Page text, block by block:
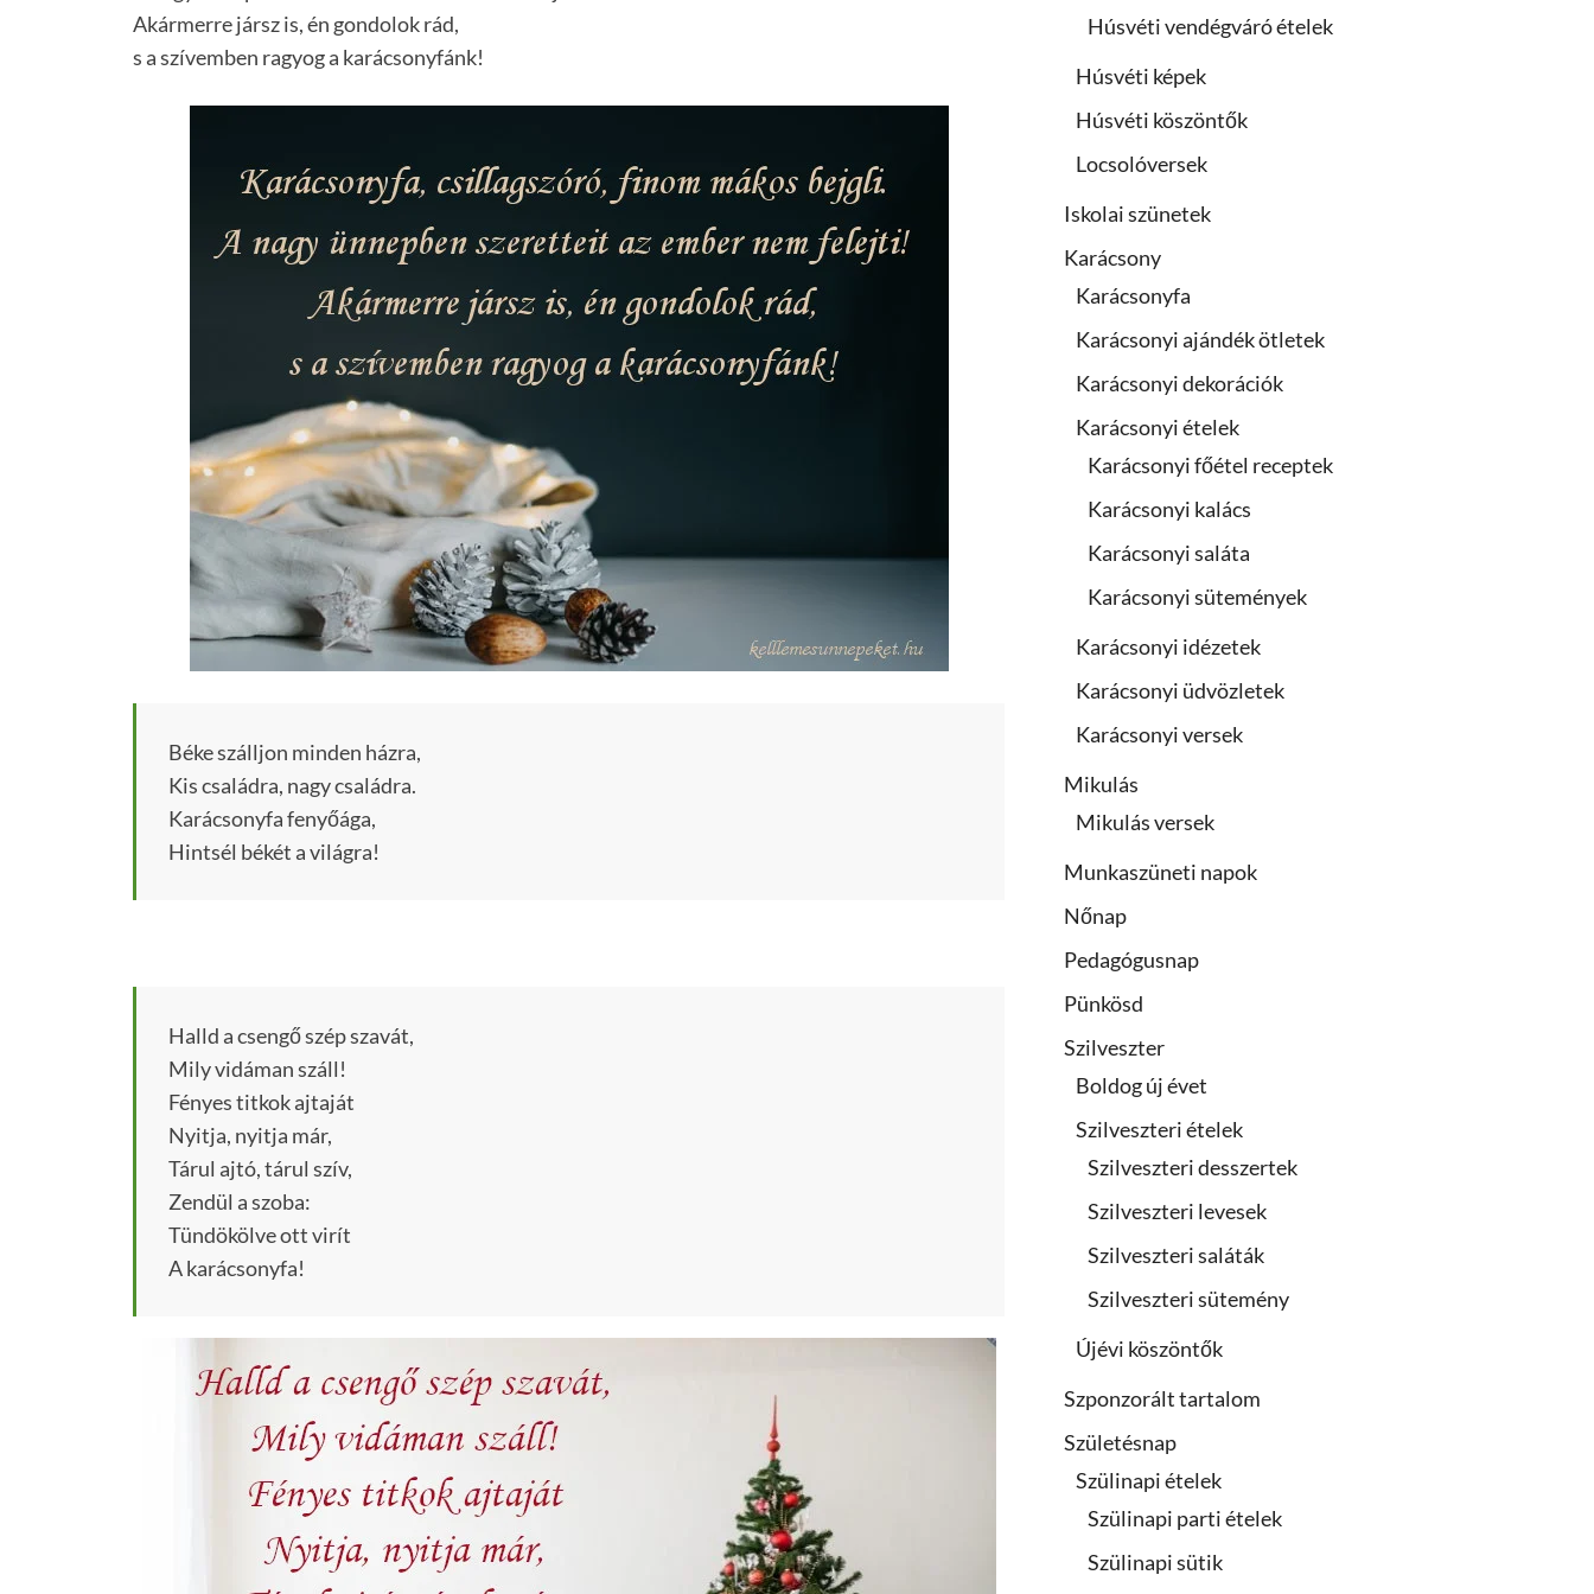
Akármerre jársz is, én gondolok rád,
s a szívemben ragyog a karácsonyfánk!
Béke szálljon minden házra,
Kis családra, nagy családra.
Karácsonyfa fenyőága,
Hintsél békét a világra!
Halld a csengő szép szavát,
Mily vidáman száll!
Fényes titkok ajtaját
Nyitja, nyitja már,
Tárul ajtó, tárul szív,
Zendül a szoba:
Tündökölve ott virít
A karácsonyfa!
Húsvéti vendégváró ételek
Húsvéti képek
Húsvéti köszöntők
Locsolóversek
Iskolai szünetek
Karácsony
Karácsonyfa
Karácsonyi ajándék ötletek
Karácsonyi dekorációk
Karácsonyi ételek
Karácsonyi főétel receptek
Karácsonyi kalács
Karácsonyi saláta
Karácsonyi sütemények
Karácsonyi idézetek
Karácsonyi üdvözletek
Karácsonyi versek
Mikulás
Mikulás versek
Munkaszüneti napok
Nőnap
Pedagógusnap
Pünkösd
Szilveszter
Boldog új évet
Szilveszteri ételek
Szilveszteri desszertek
Szilveszteri levesek
Szilveszteri saláták
Szilveszteri sütemény
Újévi köszöntők
Szponzorált tartalom
Születésnap
Szülinapi ételek
Szülinapi parti ételek
Szülinapi sütik